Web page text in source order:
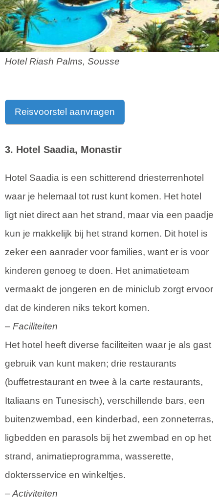
Hotel Riash Palms, Sousse
Reisvoorstel aanvragen
3. Hotel Saadia, Monastir
Hotel Saadia is een schitterend driesterrenhotel
waar je helemaal tot rust kunt komen. Het hotel
ligt niet direct aan het strand, maar via een paadje
kun je makkelijk bij het strand komen. Dit hotel is
zeker een aanrader voor families, want er is voor
kinderen genoeg te doen. Het animatieteam
vermaakt de jongeren en de miniclub zorgt ervoor
dat de kinderen niks tekort komen.
– Faciliteiten
Het hotel heeft diverse faciliteiten waar je als gast
gebruik van kunt maken; drie restaurants
(buffetrestaurant en twee à la carte restaurants,
Italiaans en Tunesisch), verschillende bars, een
buitenzwembad, een kinderbad, een zonneterras,
ligbedden en parasols bij het zwembad en op het
strand, animatieprogramma, wasserette,
doktersservice en winkeltjes.
– Activiteiten